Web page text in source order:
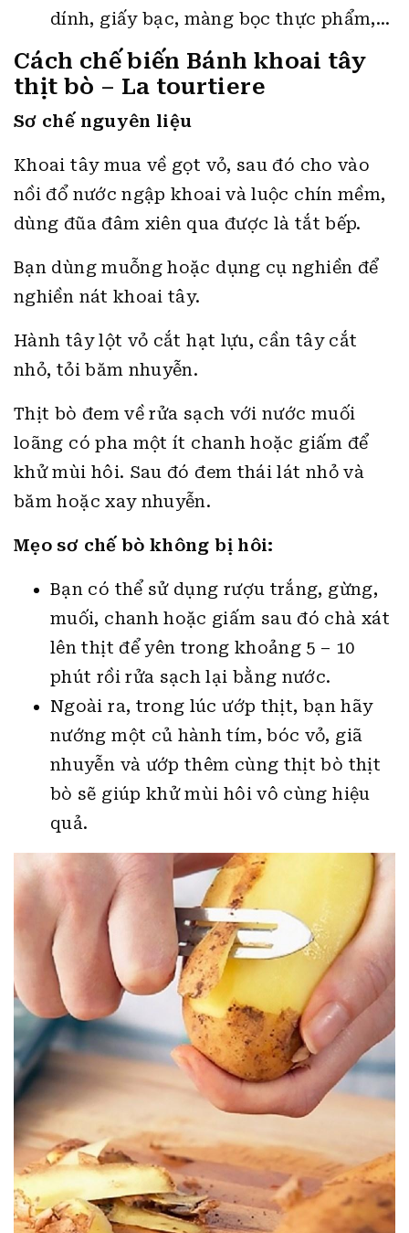
dính, giấy bạc, màng bọc thực phẩm,…
Cách chế biến Bánh khoai tây
thịt bò – La tourtiere
Sơ chế nguyên liệu
Khoai tây mua về gọt vỏ, sau đó cho vào
nồi đổ nước ngập khoai và luộc chín mềm,
dùng đũa đâm xiên qua được là tắt bếp.
Bạn dùng muỗng hoặc dụng cụ nghiền để
nghiền nát khoai tây.
Hành tây lột vỏ cắt hạt lựu, cần tây cắt
nhỏ, tỏi băm nhuyễn.
Thịt bò đem về rửa sạch với nước muối
loãng có pha một ít chanh hoặc giấm để
khử mùi hôi. Sau đó đem thái lát nhỏ và
băm hoặc xay nhuyễn.
Mẹo sơ chế bò không bị hôi:
Bạn có thể sử dụng rượu trắng, gừng,
muối, chanh hoặc giấm sau đó chà xát
lên thịt để yên trong khoảng 5 – 10
phút rồi rửa sạch lại bằng nước.
Ngoài ra, trong lúc ướp thịt, bạn hãy
nướng một củ hành tím, bóc vỏ, giã
nhuyễn và ướp thêm cùng thịt bò thịt
bò sẽ giúp khử mùi hôi vô cùng hiệu
quả.